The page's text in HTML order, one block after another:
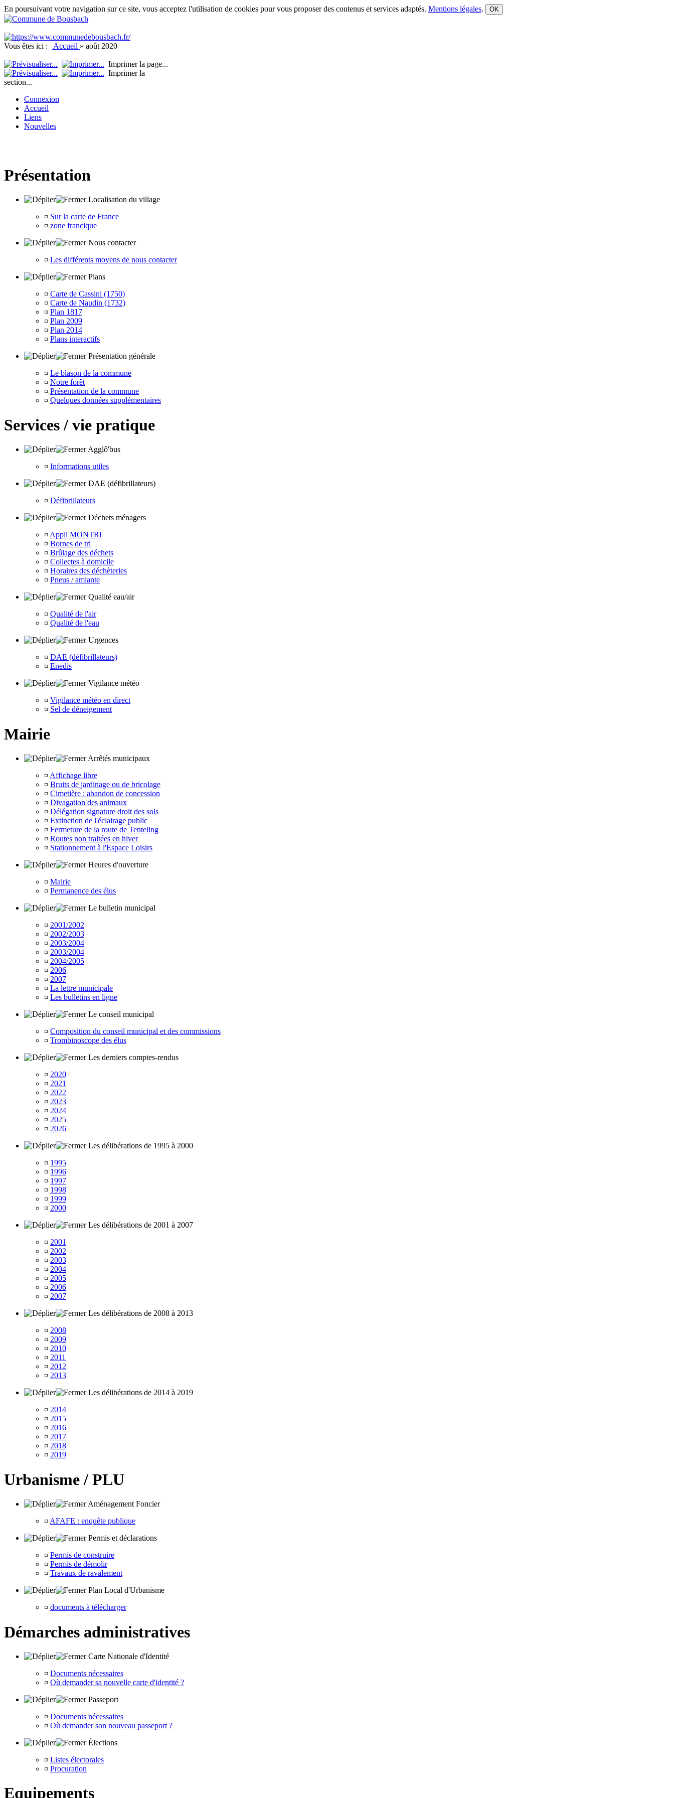
En poursuivant votre navigation sur ce site, vous acceptez l'utilisation de cookies pour vous proposer des contenus et services adaptés. Mentions légales. OK
Vous êtes ici : Accueil » août 2020
Imprimer la page...
Imprimer la
section...
Connexion
Accueil
Liens
Nouvelles
Présentation
Localisation du village
¤ Sur la carte de France
¤ zone francique
Nous contacter
¤ Les différents moyens de nous contacter
Plans
¤ Carte de Cassini (1750)
¤ Carte de Naudin (1732)
¤ Plan 1817
¤ Plan 2009
¤ Plan 2014
¤ Plans interactifs
Présentation générale
¤ Le blason de la commune
¤ Notre forêt
¤ Présentation de la commune
¤ Quelques données supplémentaires
Services / vie pratique
Agglô'bus
¤ Informations utiles
DAE (défibrillateurs)
¤ Défibrillateurs
Déchets ménagers
¤ Appli MONTRI
¤ Bornes de tri
¤ Brûlage des déchets
¤ Collectes à domicile
¤ Horaires des déchèteries
¤ Pneus / amiante
Qualité eau/air
¤ Qualité de l'air
¤ Qualité de l'eau
Urgences
¤ DAE (défibrillateurs)
¤ Enedis
Vigilance météo
¤ Vigilance météo en direct
¤ Sel de déneigement
Mairie
Arrêtés municipaux
¤ Affichage libre
¤ Bruits de jardinage ou de bricolage
¤ Cimetière : abandon de concession
¤ Divagation des animaux
¤ Délégation signature droit des sols
¤ Extinction de l'éclairage public
¤ Fermeture de la route de Tenteling
¤ Routes non traitées en hiver
¤ Stationnement à l'Espace Loisirs
Heures d'ouverture
¤ Mairie
¤ Permanence des élus
Le bulletin municipal
¤ 2001/2002
¤ 2002/2003
¤ 2003/2004
¤ 2003/2004
¤ 2004/2005
¤ 2006
¤ 2007
¤ La lettre municipale
¤ Les bulletins en ligne
Le conseil municipal
¤ Composition du conseil municipal et des commissions
¤ Trombinoscope des élus
Les derniers comptes-rendus
¤ 2020
¤ 2021
¤ 2022
¤ 2023
¤ 2024
¤ 2025
¤ 2026
Les délibérations de 1995 à 2000
¤ 1995
¤ 1996
¤ 1997
¤ 1998
¤ 1999
¤ 2000
Les délibérations de 2001 à 2007
¤ 2001
¤ 2002
¤ 2003
¤ 2004
¤ 2005
¤ 2006
¤ 2007
Les délibérations de 2008 à 2013
¤ 2008
¤ 2009
¤ 2010
¤ 2011
¤ 2012
¤ 2013
Les délibérations de 2014 à 2019
¤ 2014
¤ 2015
¤ 2016
¤ 2017
¤ 2018
¤ 2019
Urbanisme / PLU
Aménagement Foncier
¤ AFAFE : enquête publique
Permis et déclarations
¤ Permis de construire
¤ Permis de démolir
¤ Travaux de ravalement
Plan Local d'Urbanisme
¤ documents à télécharger
Démarches administratives
Carte Nationale d'Identité
¤ Documents nécessaires
¤ Où demander sa nouvelle carte d'identité ?
Passeport
¤ Documents nécessaires
¤ Où demander son nouveau passeport ?
Élections
¤ Listes électorales
¤ Procuration
Equipements